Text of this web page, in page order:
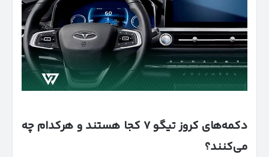
دکمه‌های کروز تیگو۷ کجا هستند و هرکدام چه
می‌کنند؟